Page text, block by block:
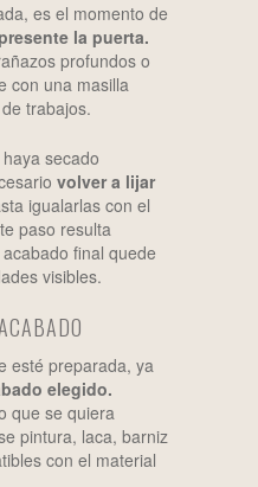
es el momento de
la puerta.
profundos o
con una masilla
trabajos.
secado
volver a lijar
igualarlas con el
paso resulta
final quede
visibles.
esté preparada, ya
elegido.
que se quiera
pintura, laca, barniz
con el material